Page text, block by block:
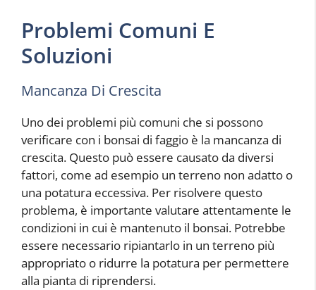
Problemi Comuni E
Soluzioni
Mancanza Di Crescita
Uno dei problemi più comuni che si possono
verificare con i bonsai di faggio è la mancanza di
crescita. Questo può essere causato da diversi
fattori, come ad esempio un terreno non adatto o
una potatura eccessiva. Per risolvere questo
problema, è importante valutare attentamente le
condizioni in cui è mantenuto il bonsai. Potrebbe
essere necessario ripiantarlo in un terreno più
appropriato o ridurre la potatura per permettere
alla pianta di riprendersi.